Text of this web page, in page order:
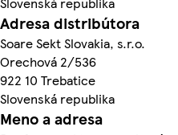
Adresa distribútora
Soare Sekt Slovakia, s.r.o.
Orechová 2/536
922 10 Trebatice
Slovenská republika
Meno a adresa